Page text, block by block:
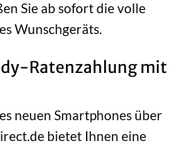
Sie ab sofort die volle
Wunschgeräts.
Ratenzahlung mit
neuen Smartphones über
bietet Ihnen eine